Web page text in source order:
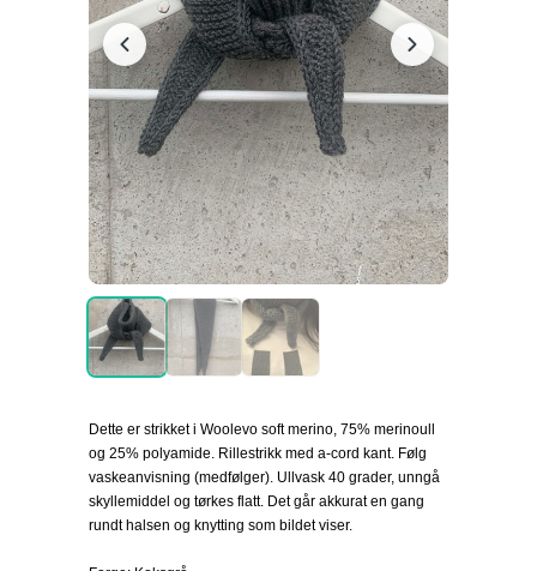
Dette er strikket i Woolevo soft merino, 75% merinoull
og 25% polyamide. Rillestrikk med a-cord kant. Følg
vaskeanvisning (medfølger). Ullvask 40 grader, unngå
skyllemiddel og tørkes flatt. Det går akkurat en gang
rundt halsen og knytting som bildet viser.